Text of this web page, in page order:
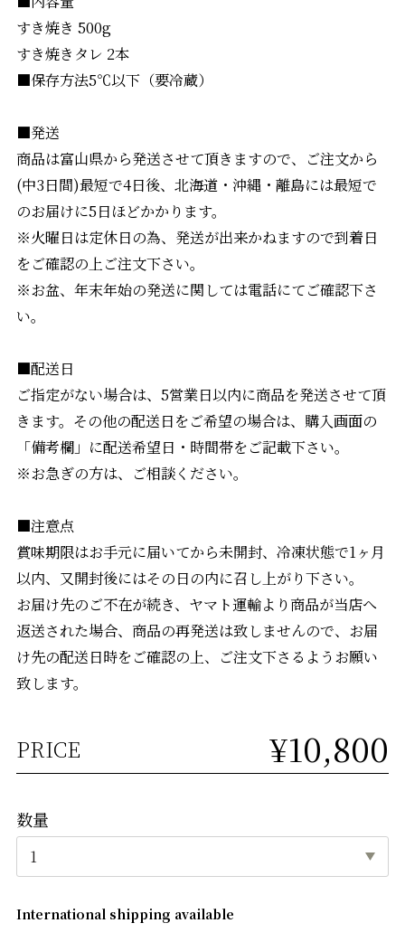
すき焼き 500g
すき焼きタレ 2本
■保存方法5℃以下（要冷蔵）
■発送
商品は富山県から発送させて頂きますので、ご注文から
(中3日間)最短で4日後、北海道・沖縄・離島には最短で
のお届けに5日ほどかかります。
※火曜日は定休日の為、発送が出来かねますので到着日
をご確認の上ご注文下さい。
※お盆、年末年始の発送に関しては電話にてご確認下さ
い。
■配送日
ご指定がない場合は、5営業日以内に商品を発送させて頂
きます。その他の配送日をご希望の場合は、購入画面の
「備考欄」に配送希望日・時間帯をご記載下さい。
※お急ぎの方は、ご相談ください。
■注意点
賞味期限はお手元に届いてから未開封、冷凍状態で1ヶ月
以内、又開封後にはその日の内に召し上がり下さい。
お届け先のご不在が続き、ヤマト運輸より商品が当店へ
返送された場合、商品の再発送は致しませんので、お届
け先の配送日時をご確認の上、ご注文下さるようお願い
致します。
PRICE ¥10,800
数量
International shipping available